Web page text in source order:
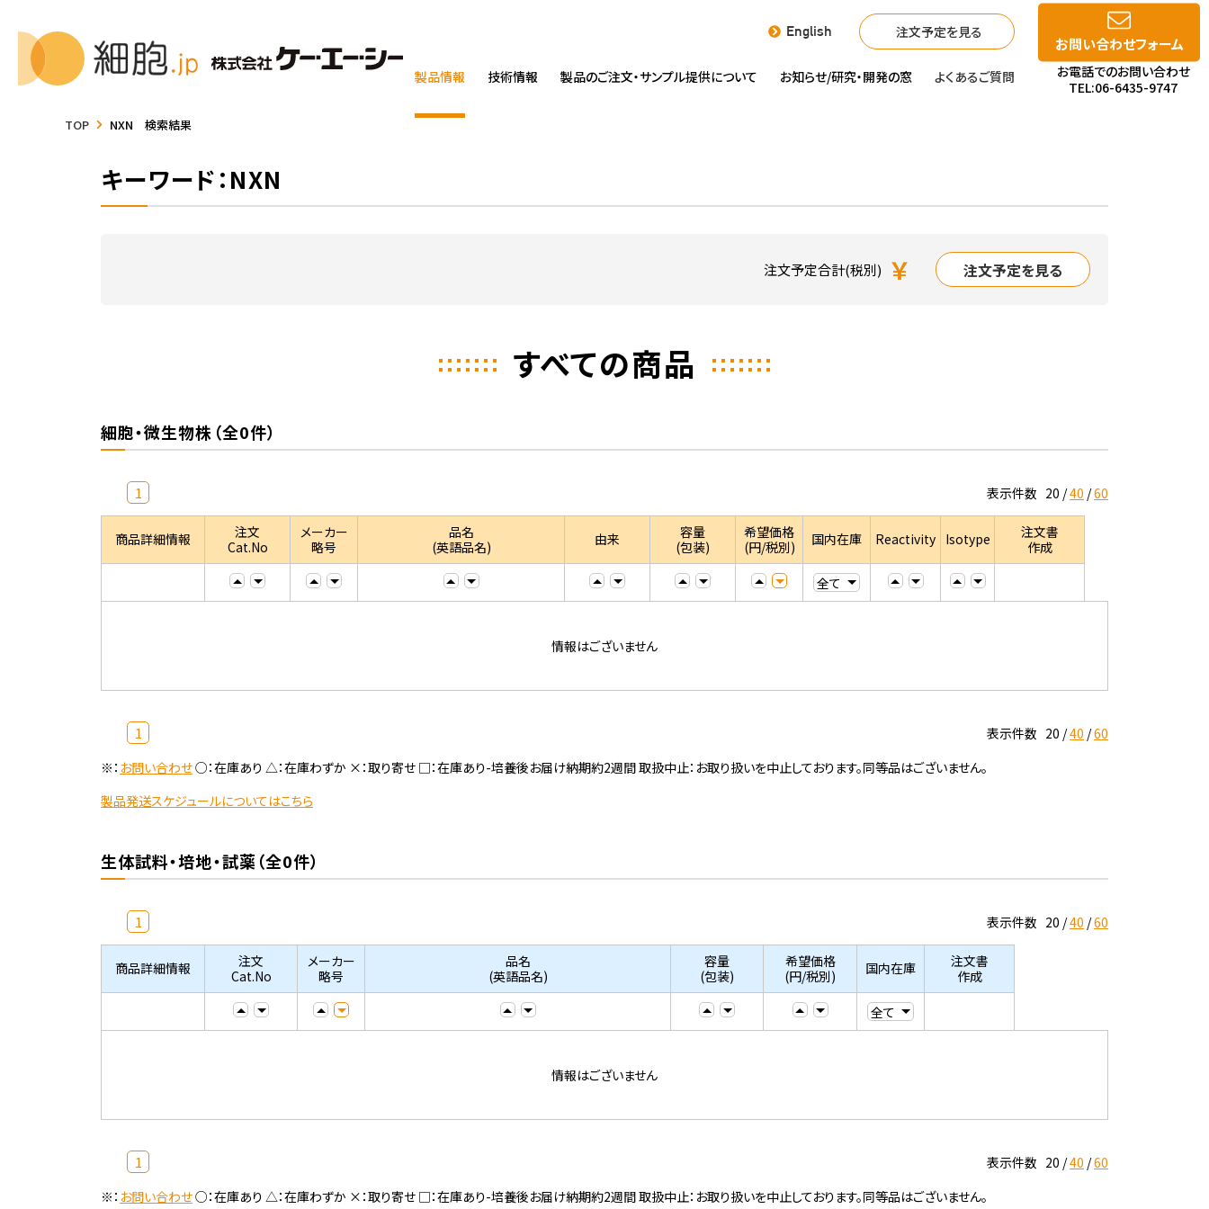
English 注文予定を見る
製品情報 技術情報 製品のご注文・サンプル提供について お知らせ/研究・開発の窓 よくあるご質問
お問い合わせフォーム
お電話でのお問い合わせ
TEL:06-6435-9747
TOP NXN 検索結果
キーワード：NXN
注文予定合計(税別) ￥ 注文予定を見る
すべての商品
細胞・微生物株（全0件）
1 表示件数 20 40 60
商品詳細情報
注文
Cat.No
メーカー
略号
品名
(英語品名)
由来
容量
(包装)
希望価格
(円/税別)
国内在庫 Reactivity Isotype
注文書
作成
情報はございません
1 表示件数 20 40 60
※： お問い合わせ○：在庫あり △：在庫わずか ×：取り寄せ □：在庫あり-培養後お届け納期約2週間 取扱中止：お取り扱いを中止しております。同等品はございません。
製品発送スケジュールについてはこちら
生体試料・培地・試薬（全0件）
1 表示件数 20 40 60
商品詳細情報
注文
Cat.No
メーカー
略号
品名
(英語品名)
容量
(包装)
希望価格
(円/税別)
国内在庫
注文書
作成
情報はございません
1 表示件数 20 40 60
※： お問い合わせ○：在庫あり △：在庫わずか ×：取り寄せ □：在庫あり-培養後お届け納期約2週間 取扱中止：お取り扱いを中止しております。同等品はございません。